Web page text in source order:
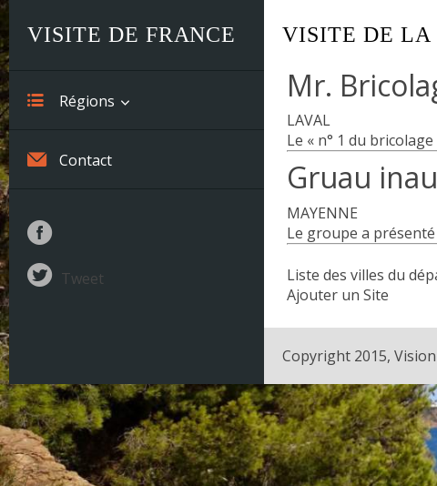
VISITE DE FRANCE
Régions
Alsace
Auvergne
Basse-Normandie
Centre
Champagne-Ardenne
Corse
Contact
Tweet
VISITE DE LA
Mr.
LAVAL
Le « n° 1 du
Gruau
MAYENNE
Le groupe a
Liste des villes du
Ajouter un Site
Copyright 2015,